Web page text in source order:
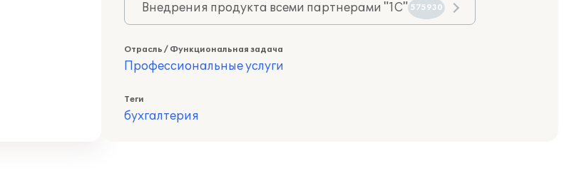
Внедрения продукта всеми партнерами "1С" 575930
Отрасль / Функциональная задача
Профессиональные услуги
Теги
бухгалтерия